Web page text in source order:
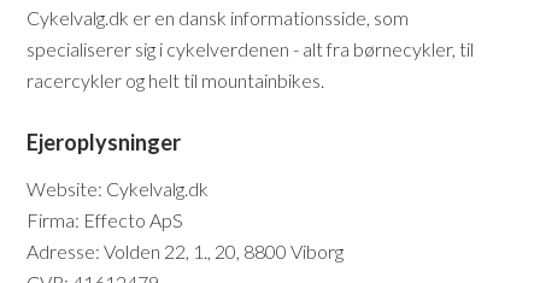
Cykelvalg.dk er en dansk informationsside, som
specialiserer sig i cykelverdenen - alt fra børnecykler, til
racercykler og helt til mountainbikes.
Ejeroplysninger
Website: Cykelvalg.dk
Firma: Effecto ApS
Adresse: Volden 22, 1., 20, 8800 Viborg